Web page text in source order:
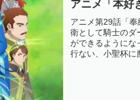
アニメ「本好
アニメ第29話「
衛として騎士のダ
ができるようにな
行ない、小聖杯に